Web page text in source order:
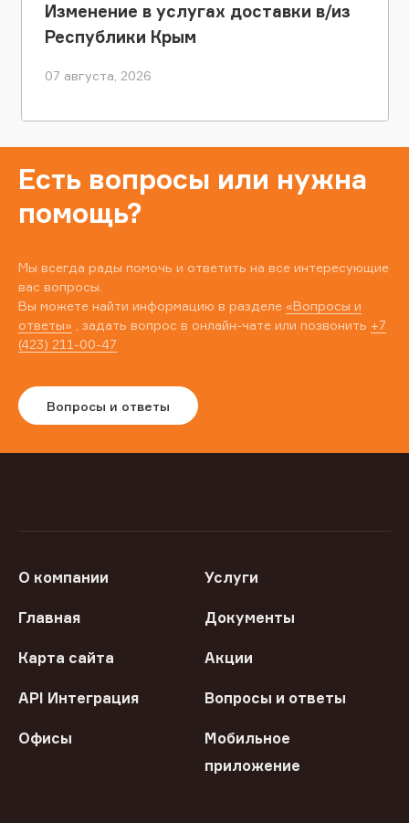
Изменение в услугах доставки в/из
Республики Крым
07 августа, 2026
Есть вопросы или нужна
помощь?
Мы всегда рады помочь и ответить на все интересующие
вас вопросы.
Вы можете найти информацию в разделе «Вопросы и
ответы» , задать вопрос в онлайн-чате или позвонить +7
(423) 211-00-47
Вопросы и ответы
О компании Услуги
Главная Документы
Карта сайта Акции
API Интеграция Вопросы и ответы
Офисы
Мобильное
приложение